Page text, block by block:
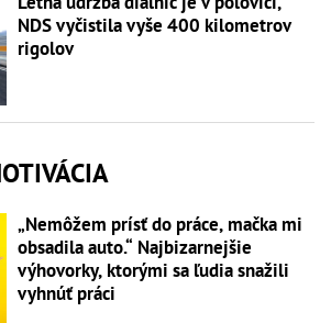
NDS vyčistila vyše 400 kilometrov
rigolov
„Nemôžem prísť do práce, mačka mi
obsadila auto.“ Najbizarnejšie
výhovorky, ktorými sa ľudia snažili
vyhnúť práci